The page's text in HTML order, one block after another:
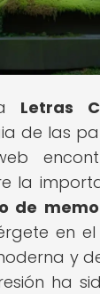
Letras
de las
la
de
en
y
ha